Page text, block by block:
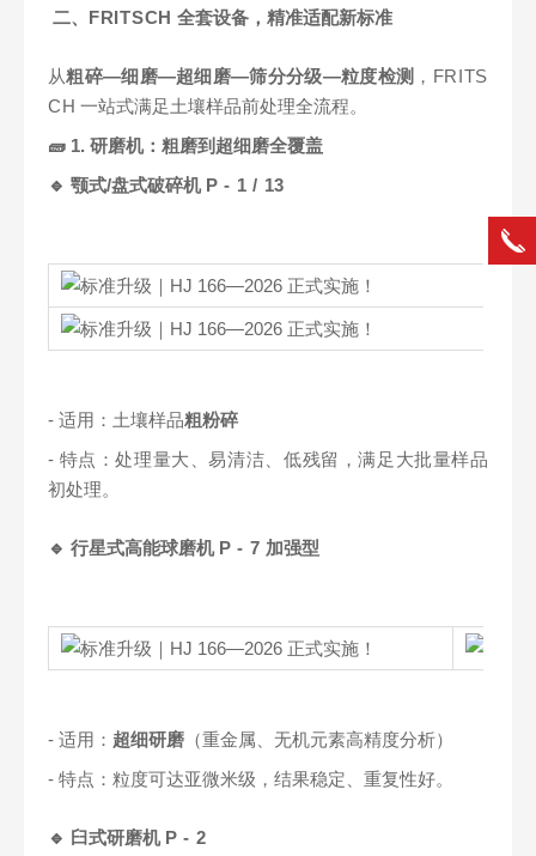
二、 FRITSCH 全套设备，精准适配新标准
从粗碎—细磨—超细磨—筛分分级—粒度检测 ， FRITS
CH 一站式满足土壤样品前处理全流程。
🧱 1. 研磨机：粗磨到超细磨全覆盖
🔹 颚式/盘式破碎机 P - 1 / 13
- 适用：土壤样品粗粉碎
- 特点：处理量大、易清洁、低残留，满足大批量样品
初处理。
🔹 行星式高能球磨机 P - 7 加强型
- 适用： 超细研磨 （重金属、无机元素高精度分析）
- 特点：粒度可达亚微米级，结果稳定、重复性好。
🔹 臼式研磨机 P - 2